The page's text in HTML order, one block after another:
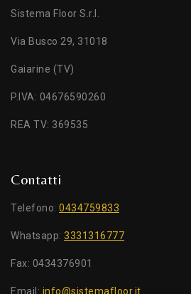
Sistema Floor S.r.l.
Via Busco 29, 31018
Gaiarine (TV)
P.IVA: 04676590260
REA TV: 369535
Contatti
Telefono: 0434759833
Whatsapp: 3331316777
Fax: 0434376901
Email: info@sistemafloor.it